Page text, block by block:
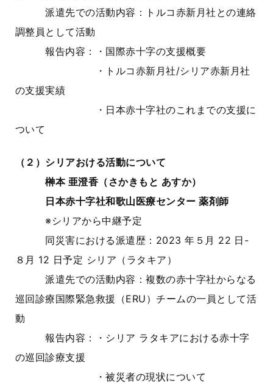
派遣先での活動内容：トルコ赤新月社との連絡
調整員として活動
報告内容：・国際赤十字の支援概要
・トルコ赤新月社/シリア赤新月社
の支援実績
・日本赤十字社のこれまでの支援に
ついて
（２）シリアおける活動について
榊本 亜澄香（さかきもと あすか）
日本赤十字社和歌山医療センター 薬剤師
※シリアから中継予定
同災害における派遣歴：2023 年５月 22 日-
８月 12 日予定 シリア（ラタキア）
派遣先での活動内容：複数の赤十字社からなる
巡回診療国際緊急救援（ERU）チームの一員として活
動
報告内容：・シリア ラタキアにおける赤十字
の巡回診療支援
・被災者の現状について